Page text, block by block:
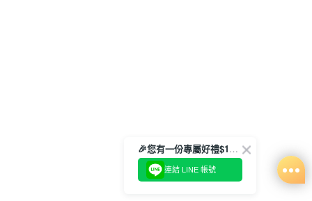
🎉您有一份專屬好禮$100正等著您🎁
連結 LINE 帳號